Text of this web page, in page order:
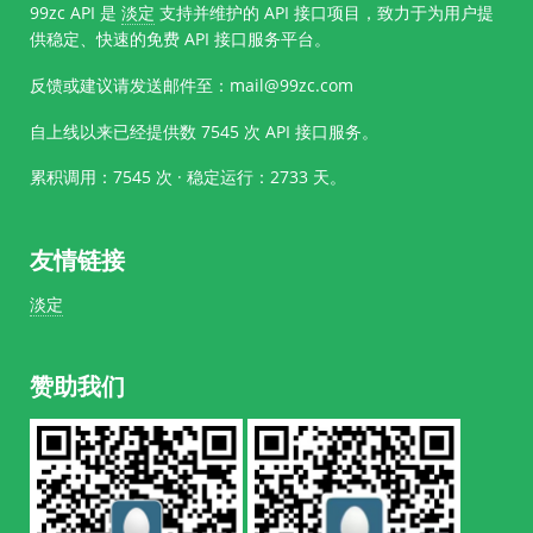
99zc API 是 淡定 支持并维护的 API 接口项目，致力于为用户提
供稳定、快速的免费 API 接口服务平台。
反馈或建议请发送邮件至：mail@99zc.com
自上线以来已经提供数 7545 次 API 接口服务。
累积调用：7545 次 · 稳定运行： 2733 天。
友情链接
淡定
赞助我们